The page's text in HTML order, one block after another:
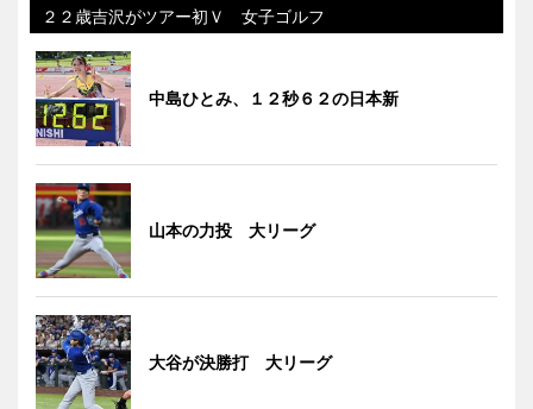
２２歳吉沢がツアー初Ｖ 女子ゴルフ
中島ひとみ、１２秒６２の日本新
山本の力投 大リーグ
大谷が決勝打 大リーグ